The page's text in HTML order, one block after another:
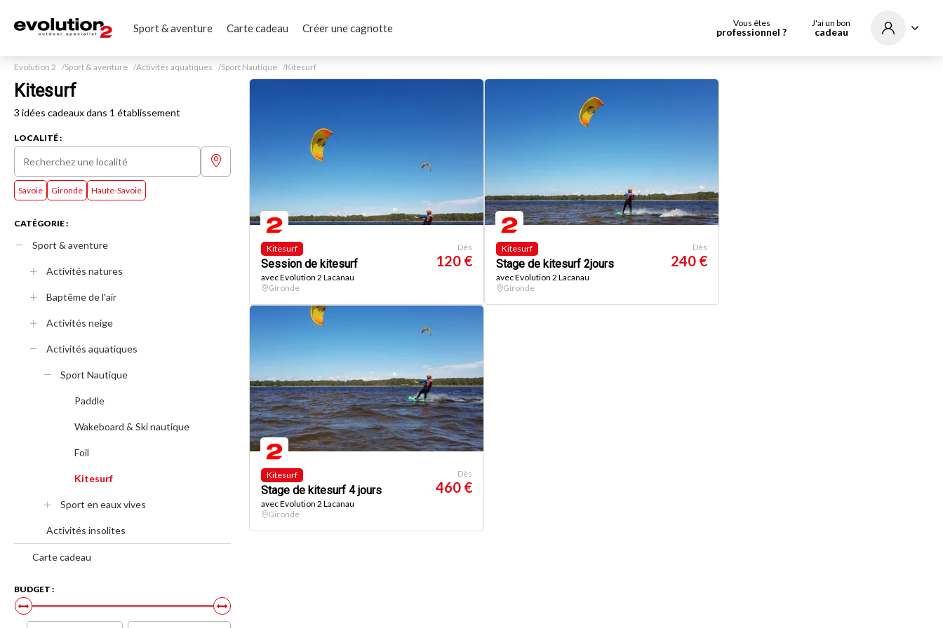
Sport & aventure Carte cadeau Créer une cagnotte Vous êtes
professionnel ?
J'ai un bon
cadeau
Evolution 2 Sport & aventure Activités aquatiques Sport Nautique Kitesurf
Kitesurf
3 idées cadeaux dans 1 établissement
LOCALITÉ :
Savoie Gironde Haute-Savoie
CATÉGORIE :
Sport & aventure
Activités natures
Baptême de l'air
Activités neige
Activités aquatiques
Sport Nautique
Paddle
Wakeboard & Ski nautique
Foil
Kitesurf
Sport en eaux vives
Activités insolites
Carte cadeau
BUDGET :
Kitesurf
Session de kitesurf
avec Evolution 2 Lacanau
Dès
120 €
Gironde
Kitesurf
Stage de kitesurf 2jours
avec Evolution 2 Lacanau
Dès
240 €
Gironde
Kitesurf
Stage de kitesurf 4 jours
avec Evolution 2 Lacanau
Dès
460 €
Gironde